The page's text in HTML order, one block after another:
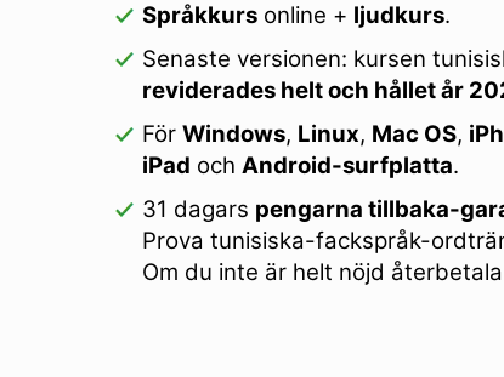
Språkkurs online + ljudkurs.
Senaste versionen: kursen
reviderades helt och hållet år
För Windows, Linux, Mac OS,
iPad och Android-surfplatta.
31 dagars pengarna tillbaka-
Prova tunisiska-fackspråk-
Om du inte är helt nöjd